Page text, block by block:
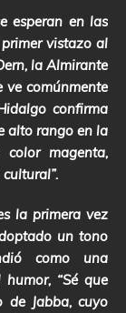
esperan en las
vistazo al
la Almirante
ve comúnmente
confirma
alto rango en la
magenta,
la primera vez
un tono
como una
“Sé que
Jabba, cuyo